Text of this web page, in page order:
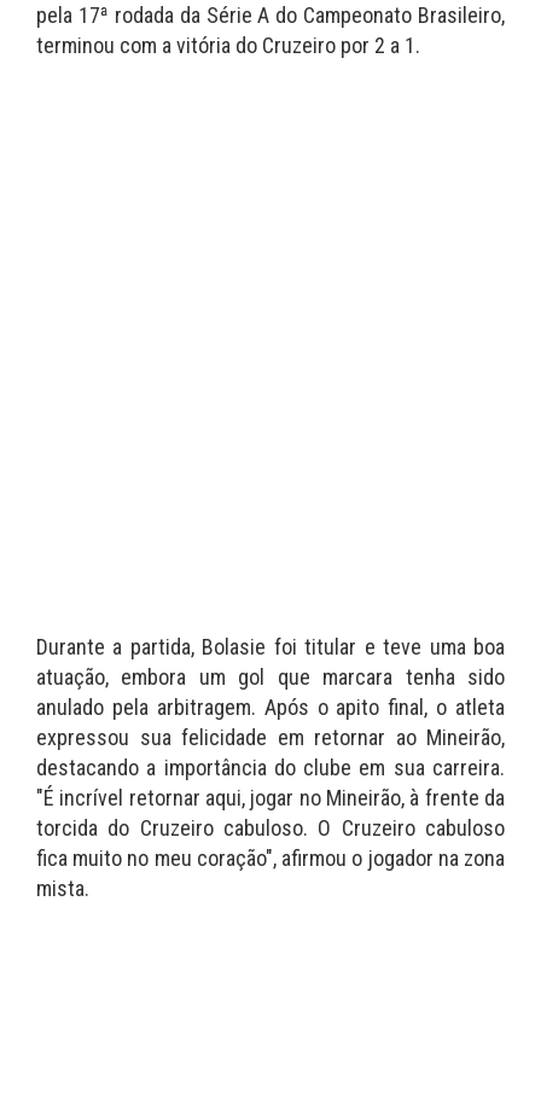
pela 17ª rodada da Série A do Campeonato Brasileiro,
terminou com a vitória do Cruzeiro por 2 a 1.
Durante a partida, Bolasie foi titular e teve uma boa
atuação, embora um gol que marcara tenha sido
anulado pela arbitragem. Após o apito final, o atleta
expressou sua felicidade em retornar ao Mineirão,
destacando a importância do clube em sua carreira.
"É incrível retornar aqui, jogar no Mineirão, à frente da
torcida do Cruzeiro cabuloso. O Cruzeiro cabuloso
fica muito no meu coração", afirmou o jogador na zona
mista.